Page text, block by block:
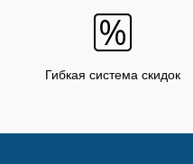
Гибкая система скидок